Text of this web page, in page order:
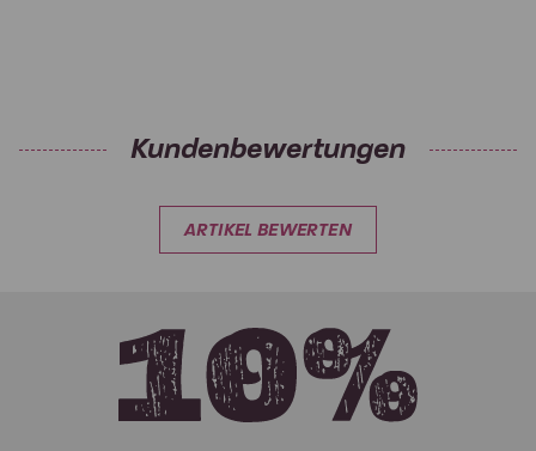
Kundenbewertungen
ARTIKEL BEWERTEN